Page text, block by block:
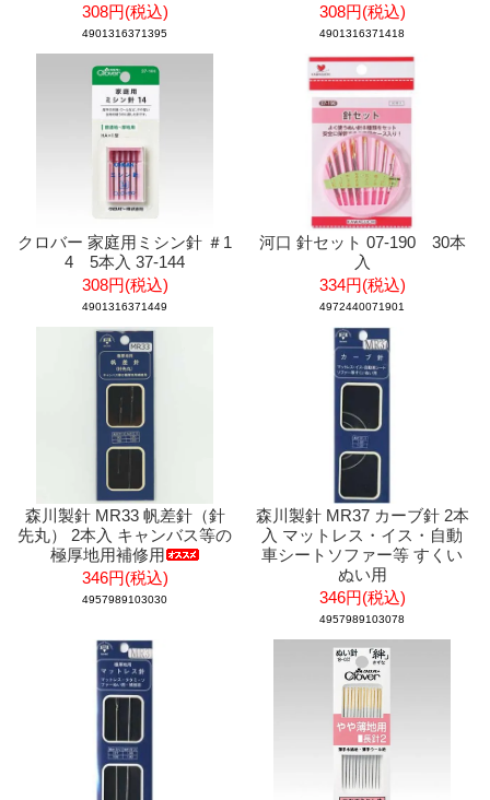
308円(税込)
4901316371395
308円(税込)
4901316371418
クロバー 家庭用ミシン針 ＃1
4 5本入 37-144
308円(税込)
4901316371449
河口 針セット 07-190 30本
入
334円(税込)
4972440071901
森川製針 MR33 帆差針（針
先丸） 2本入 キャンバス等の
極厚地用補修用
346円(税込)
4957989103030
森川製針 MR37 カーブ針 2本
入 マットレス・イス・自動
車シートソファー等 すくい
ぬい用
346円(税込)
4957989103078